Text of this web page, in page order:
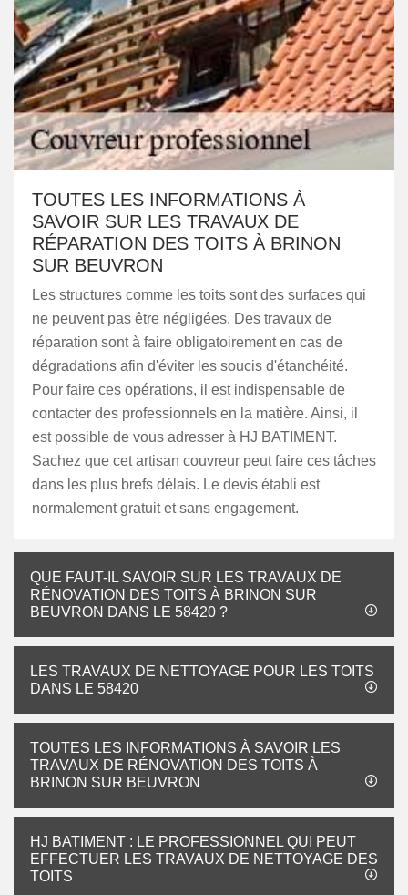
TOUTES LES INFORMATIONS À
SAVOIR SUR LES TRAVAUX DE
RÉPARATION DES TOITS À BRINON
SUR BEUVRON
Les structures comme les toits sont des surfaces qui
ne peuvent pas être négligées. Des travaux de
réparation sont à faire obligatoirement en cas de
dégradations afin d'éviter les soucis d'étanchéité.
Pour faire ces opérations, il est indispensable de
contacter des professionnels en la matière. Ainsi, il
est possible de vous adresser à HJ BATIMENT.
Sachez que cet artisan couvreur peut faire ces tâches
dans les plus brefs délais. Le devis établi est
normalement gratuit et sans engagement.
QUE FAUT-IL SAVOIR SUR LES TRAVAUX DE
RÉNOVATION DES TOITS À BRINON SUR
BEUVRON DANS LE 58420 ?
LES TRAVAUX DE NETTOYAGE POUR LES TOITS
DANS LE 58420
TOUTES LES INFORMATIONS À SAVOIR LES
TRAVAUX DE RÉNOVATION DES TOITS À
BRINON SUR BEUVRON
HJ BATIMENT : LE PROFESSIONNEL QUI PEUT
EFFECTUER LES TRAVAUX DE NETTOYAGE DES
TOITS